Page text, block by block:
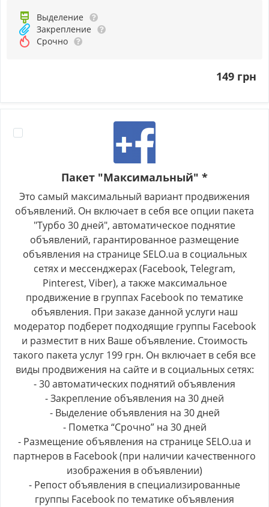
Выделение
Закрепление
Срочно
149 грн
Пакет "Максимальный" *
Это самый максимальный вариант продвижения
объявлений. Он включает в себя все опции пакета
"Турбо 30 дней", автоматическое поднятие
объявлений, гарантированное размещение
объявления на странице SELO.ua в социальных
сетях и мессенджерах (Facebook, Telegram,
Pinterest, Viber), а также максимальное
продвижение в группах Facebook по тематике
объявления. При заказе данной услуги наш
модератор подберет подходящие группы Facebook
и разместит в них Ваше объявление. Стоимость
такого пакета услуг 199 грн. Он включает в себя все
виды продвижения на сайте и в социальных сетях:
- 30 автоматических поднятий объявления
- Закрепление объявления на 30 дней
- Выделение объявления на 30 дней
- Пометка “Срочно” на 30 дней
- Размещение объявления на странице SELO.ua и
партнеров в Facebook (при наличии качественного
изображения в объявлении)
- Репост объявления в специализированные
группы Facebook по тематике объявления